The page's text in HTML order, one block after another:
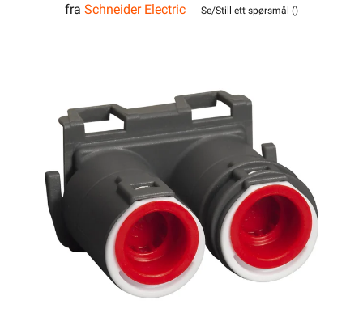
2X16/20
fra Schneider Electric Se/Still ett spørsmål ()